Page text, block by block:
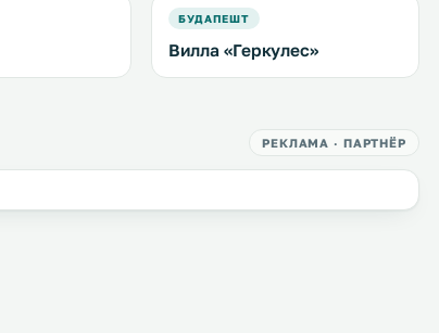
БУДАПЕШТ
Вилла «Геркулес»
РЕКЛАМА · ПАРТНЁР